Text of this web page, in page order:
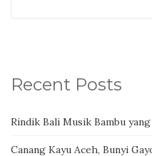
Recent Posts
Rindik Bali Musik Bambu
Canang Kayu Aceh, Bunyi